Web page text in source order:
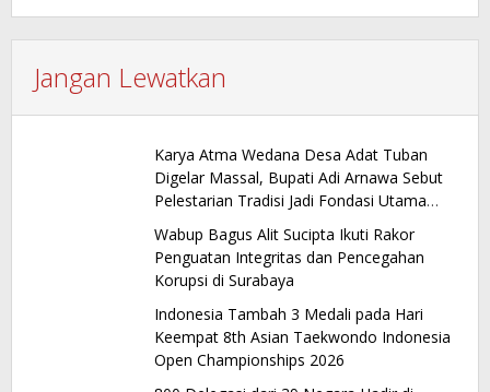
Jangan Lewatkan
Karya Atma Wedana Desa Adat Tuban
Digelar Massal, Bupati Adi Arnawa Sebut
Pelestarian Tradisi Jadi Fondasi Utama
Pariwisata Daerah
Wabup Bagus Alit Sucipta Ikuti Rakor
Penguatan Integritas dan Pencegahan
Korupsi di Surabaya
Indonesia Tambah 3 Medali pada Hari
Keempat 8th Asian Taekwondo Indonesia
Open Championships 2026